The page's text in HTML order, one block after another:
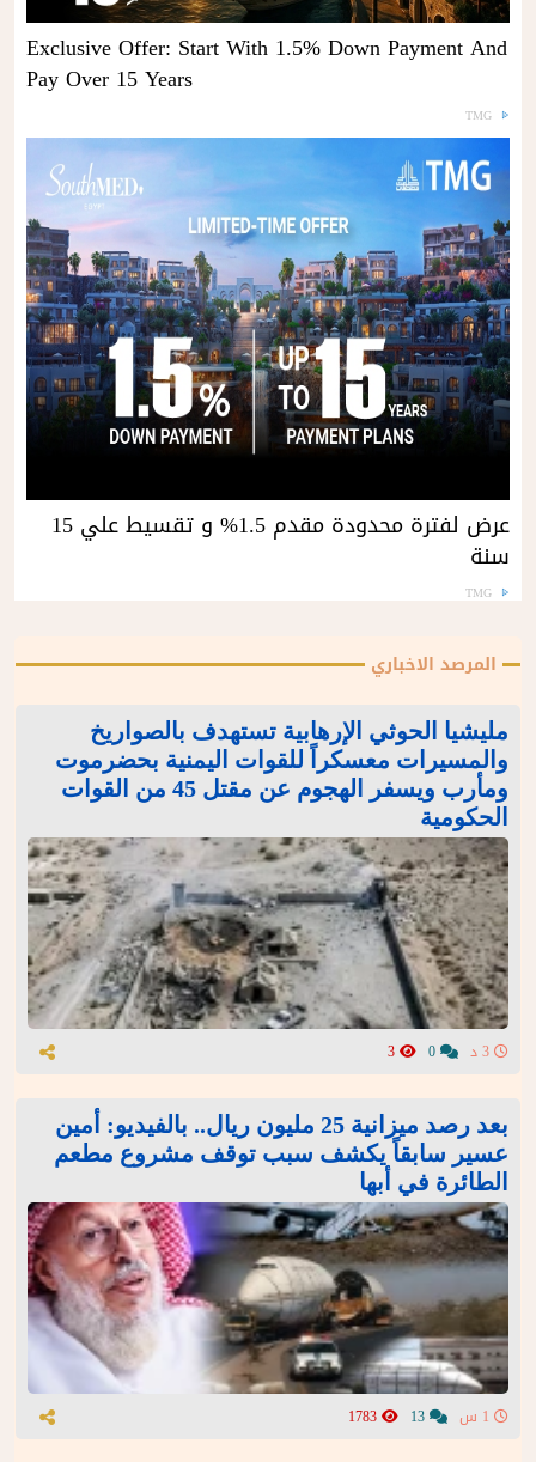
Exclusive Offer: Start With 1.5% Down Payment And
Pay Over 15 Years
TMG
عرض لفترة محدودة مقدم 1.5% و تقسيط علي 15
سنة
TMG
المرصد الاخباري
مليشيا الحوثي الإرهابية تستهدف بالصواريخ
والمسيرات معسكراً للقوات اليمنية بحضرموت
ومأرب ويسفر الهجوم عن مقتل 45 من القوات
الحكومية
بعد رصد ميزانية 25 مليون ريال.. بالفيديو: أمين
عسير سابقاً يكشف سبب توقف مشروع مطعم
الطائرة في أبها